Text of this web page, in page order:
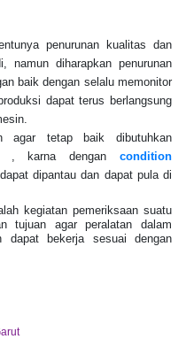
penurunan kualitas dan
namun diharapkan penurunan
baik dengan selalu memonitor
dapat terus berlangsung
agar tetap baik dibutuhkan
, karna dengancondition
dipantau dan dapat pula di
kegiatan pemeriksaan suatu
tujuan agar peralatan dalam
dapat bekerja sesuai dengan